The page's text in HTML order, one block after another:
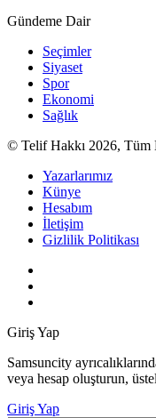
Gündeme Dair
Seçimler
Siyaset
Spor
Ekonomi
Sağlık
© Telif Hakkı 2026, Tüm
Yazarlarımız
Künye
Hesabım
İletişim
Gizlilik Politikası
Giriş Yap
Samsuncity
veya hesap oluşturun,
Giriş Yap